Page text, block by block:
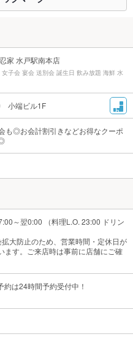
家 水戸駅南本店
子会 宴会 送別会 誕生日 飲み放題 海鮮 水
小端ビル1F
も◎お会計割引きなどお得なクーポ
～翌0:00 （料理L.O. 23:00 ドリン
大防止のため、営業時間・定休日が
ます。ご来店時は事前に店舗にご確
は24時間予約受付中！